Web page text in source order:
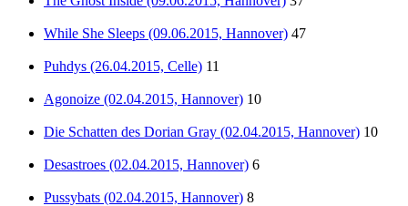
While She Sleeps (09.06.2015, Hannover) 47
Puhdys (26.04.2015, Celle) 11
Agonoize (02.04.2015, Hannover) 10
Die Schatten des Dorian Gray (02.04.2015, Hannover) 10
Desastroes (02.04.2015, Hannover) 6
Pussybats (02.04.2015, Hannover) 8